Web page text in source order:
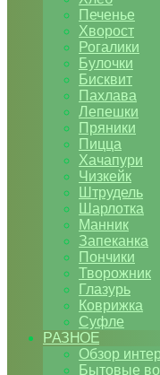
Печенье
Хворост
Рогалики
Булочки
Бисквит
Пахлава
Лепешки
Пряники
Пицца
Хачапури
Чизкейк
Штрудель
Шарлотка
Манник
Запеканка
Пончики
Творожник
Глазурь
Коврижка
Суфле
РАЗНОЕ
Обзор
Бытовые